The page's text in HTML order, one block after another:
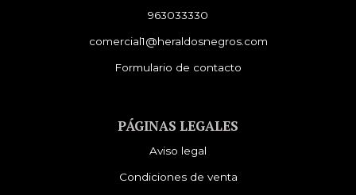
963033330
comercial1@heraldosnegros.com
Formulario de contacto
PÁGINAS LEGALES
Aviso legal
Condiciones de venta